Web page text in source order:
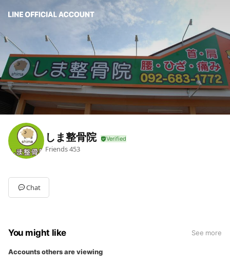
しま整骨院
Friends453
Chat
You might like See more
Accounts others are viewing